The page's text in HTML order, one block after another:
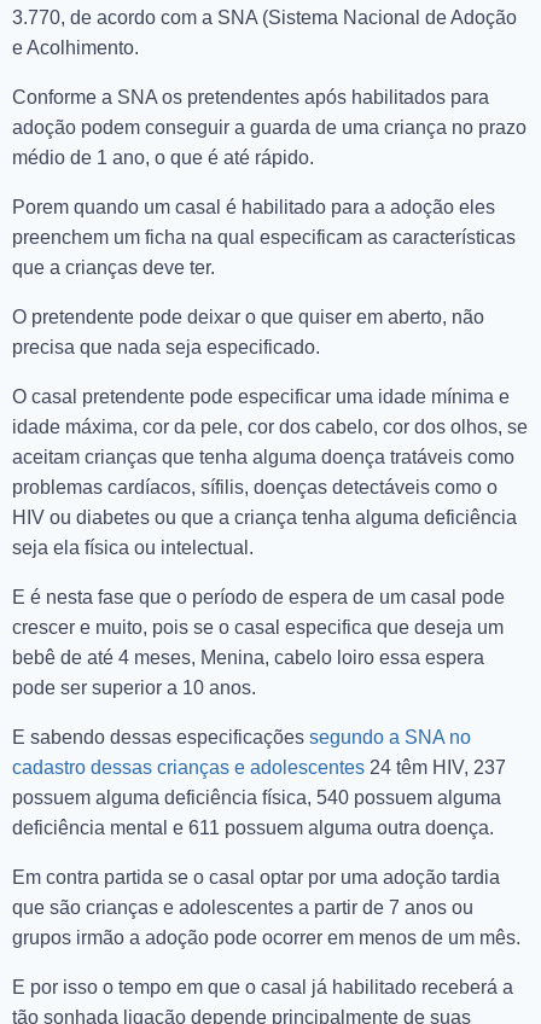
3.770, de acordo com a SNA (Sistema Nacional de Adoção
e Acolhimento.
Conforme a SNA os pretendentes após habilitados para
adoção podem conseguir a guarda de uma criança no prazo
médio de 1 ano, o que é até rápido.
Porem quando um casal é habilitado para a adoção eles
preenchem um ficha na qual especificam as características
que a crianças deve ter.
O pretendente pode deixar o que quiser em aberto, não
precisa que nada seja especificado.
O casal pretendente pode especificar uma idade mínima e
idade máxima, cor da pele, cor dos cabelo, cor dos olhos, se
aceitam crianças que tenha alguma doença tratáveis como
problemas cardíacos, sífilis, doenças detectáveis como o
HIV ou diabetes ou que a criança tenha alguma deficiência
seja ela física ou intelectual.
E é nesta fase que o período de espera de um casal pode
crescer e muito, pois se o casal especifica que deseja um
bebê de até 4 meses, Menina, cabelo loiro essa espera
pode ser superior a 10 anos.
E sabendo dessas especificações segundo a SNA no
cadastro dessas crianças e adolescentes 24 têm HIV, 237
possuem alguma deficiência física, 540 possuem alguma
deficiência mental e 611 possuem alguma outra doença.
Em contra partida se o casal optar por uma adoção tardia
que são crianças e adolescentes a partir de 7 anos ou
grupos irmão a adoção pode ocorrer em menos de um mês.
E por isso o tempo em que o casal já habilitado receberá a
tão sonhada ligação depende principalmente de suas